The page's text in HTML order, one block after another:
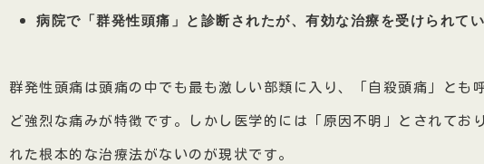
病院で「群発性頭痛」と診断されたが、有効な治療を受けられて
群発性頭痛は頭痛の中でも最も激しい部類に入り、「自殺頭痛」とも
ど強烈な痛みが特徴です。しかし医学的には「原因不明」とされてお
れた根本的な治療法がないのが現状です。